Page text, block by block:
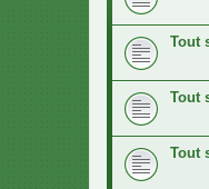
Tout
Tout
Tout